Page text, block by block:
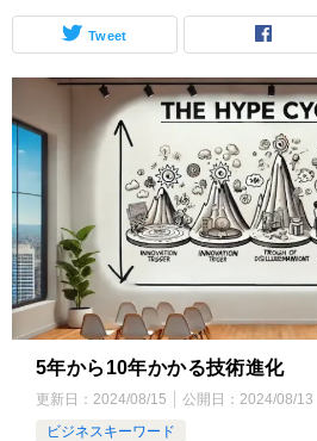
Tweet
5年から10年かかる技術進化
更新日： 2024/08/15 公開日： 2024/08/13
ビジネスキーワード